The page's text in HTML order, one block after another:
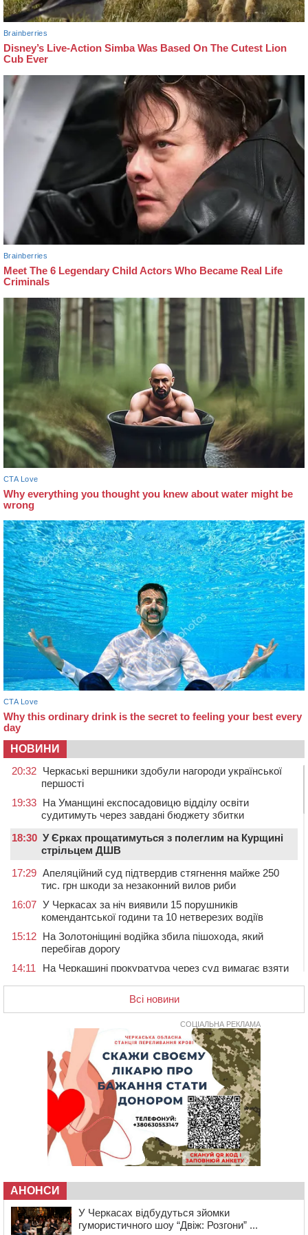
НОВИНИ
20:32 Черкаські вершники здобули нагороди української
першості
19:33 На Уманщині експосадовицю відділу освіти
судитимуть через завдані бюджету збитки
18:30 У Єрках прощатимуться з полеглим на Курщині
стрільцем ДШВ
17:29 Апеляційний суд підтвердив стягнення майже 250
тис. грн шкоди за незаконний вилов риби
16:07 У Черкасах за ніч виявили 15 порушників
комендантської години та 10 нетверезих водіїв
15:12 На Золотоніщині водійка збила пішохода, який
перебігав дорогу
14:11
На Черкащині прокуратура через суд вимагає взяти
У Смілі біля магазину під колесами вантажівки
загинула жінка
У Черкасах пропонують для приватизації
п’ятиповерховий об’єкт у центрі міста
Не вистачає стажу для пенсії: як його докупити та що
потрібно знати
У Черкасах виявили низку недоліків у гуртожитку, де
проживають ВПО
07 СЕРПНЯ 2026, П'ЯТНИЦЯ
На Черкащині врятували рідкісного чорного грифа
(ФОТО)
ліцею “Перспектива” до кінця року
19:34 На Уманщині суд припинив право оренди земельних
ділянок, незаконно переданих іноземцем
Всі новини
СОЦІАЛЬНА РЕКЛАМА
АНОНСИ
У Черкасах відбудуться зйомки
гумористичного шоу “Двіж: Розгони” ...